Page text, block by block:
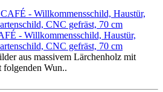
- Willkommensschild, Haustür,
CNC gefräst, 70 cm
aus massivem Lärchenholz mit
folgenden Wun..